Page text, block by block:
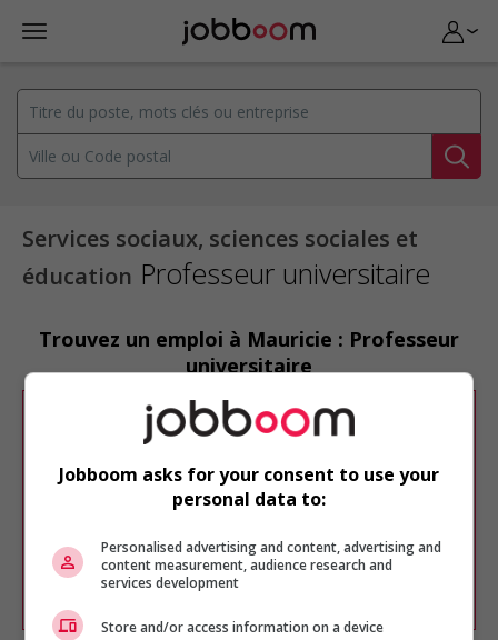
Services sociaux, sciences sociales et
éducation Professeur universitaire
Trouvez un emploi à Mauricie : Professeur
universitaire
Désolé, cette recherche n'a produit aucun
résultat.
Veuillez faire une nouvelle recherche.
Vous pouvez en tout temps utiliser nos
chercher un poste selon votre profil
d'intérêt en emploi en vousinscrivant
comme membre Jobboom.
Jobboom asks for your consent to use your
personal data to:
Personalised advertising and content, advertising and
content measurement, audience research and
services development
Store and/or access information on a device